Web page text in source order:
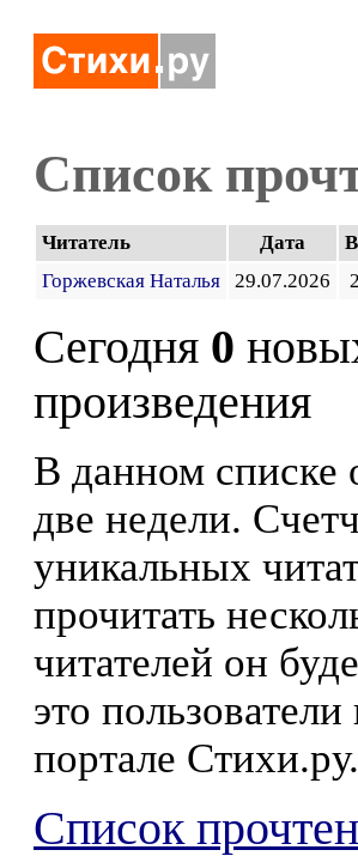
Список
Читатель Дата
Горжевская Наталья
29.07.2026
Сегодня 0
произведения
В данном списке
две недели.
уникальных
прочитать
читателей он
это
портале Стихи.ру.
Список